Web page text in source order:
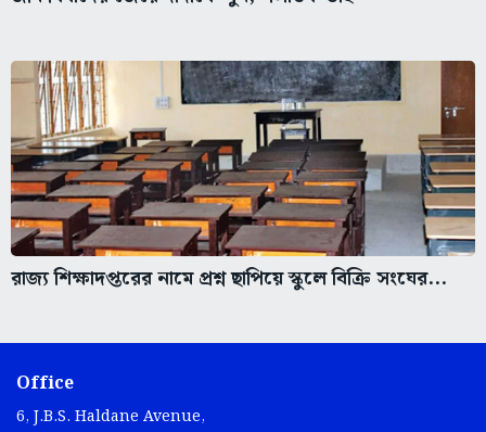
রাজ্য শিক্ষাদপ্তরের নামে প্রশ্ন ছাপিয়ে স্কুলে বিক্রি সংঘের...
Office
6, J.B.S. Haldane Avenue,